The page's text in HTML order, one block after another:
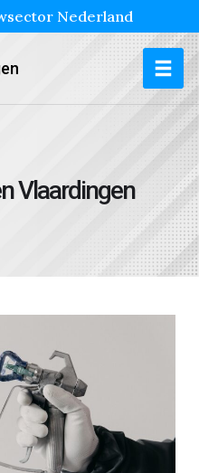
Nederland
Vlaardingen